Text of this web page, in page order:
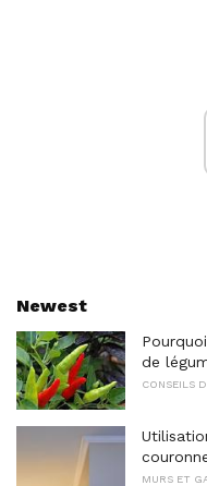
Newest
de
CONSEILS
MURS ET